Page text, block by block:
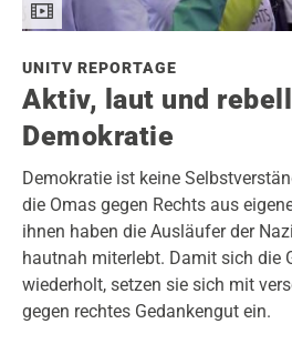
UNITV REPORTAGE
Aktiv, laut und
Demokratie
Demokratie ist keine
die Omas gegen Rechts aus
ihnen haben die Ausläufer der
hautnah miterlebt. Damit sich die
wiederholt, setzen sie sich mit
gegen rechtes Gedankengut ein.